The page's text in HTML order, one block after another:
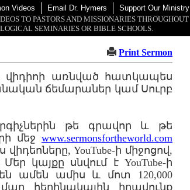
Videos Email Dr. Hymers Support Our Ministry
TO PASTORS AND MISSIONARIES THROUGHOUT
SEMINARIES OR BIBLE SCHOOLS.
Print Sermon
վիդիոի առնված հատկապես
ճեմարաներ կամ Սուրբ
թե գրավոր և թե
մեջ www.sermonsfortheworld.com
YouTube-ի միջոցով,
կայքը սնվում է YouTube-ի
են ամեն ամիս և մոտ 120,000
հեղինակային իրավունք